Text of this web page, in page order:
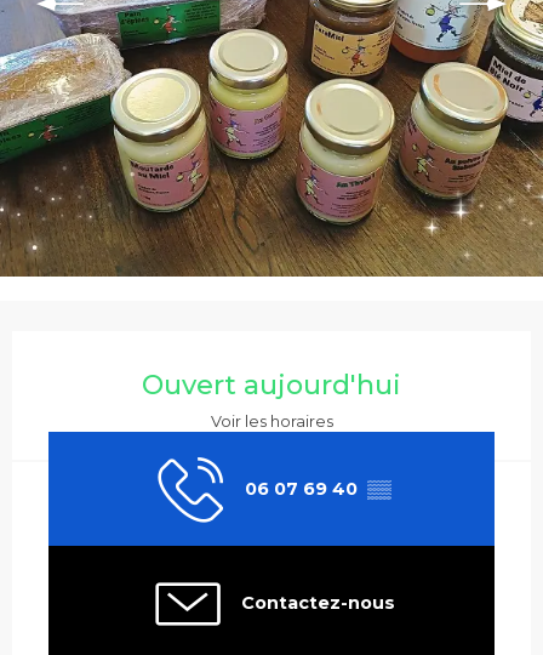
Ouvert aujourd'hui
Voir les horaires
06 07 69 40 ▒▒
Contactez-nous